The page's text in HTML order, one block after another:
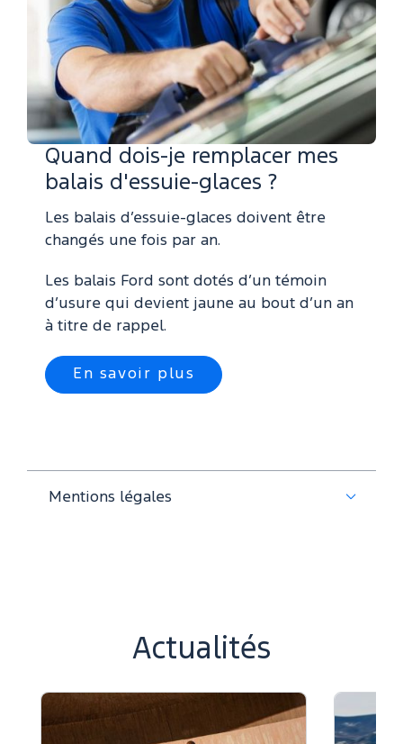
Quand dois-je remplacer mes
balais d'essuie-glaces ?
Les balais d’essuie-glaces doivent être
changés une fois par an.
Les balais Ford sont dotés d’un témoin
d’usure qui devient jaune au bout d’un an
à titre de rappel.
En savoir plus
Mentions légales
Actualités